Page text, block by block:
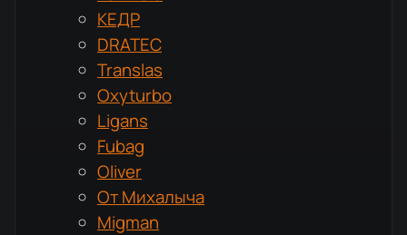
КЕДР
DRATEC
Translas
Oxyturbo
Ligans
Fubag
Oliver
От Михалыча
Migman